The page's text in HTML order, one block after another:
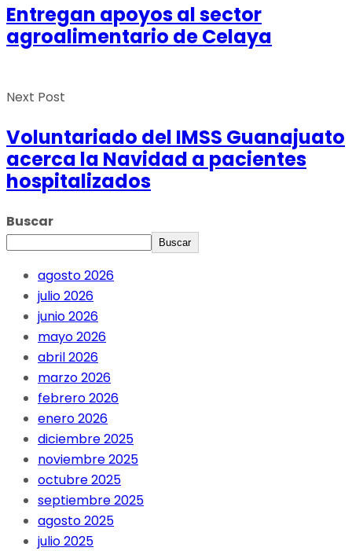
Entregan apoyos al sector
agroalimentario de Celaya
Next Post
Voluntariado del IMSS Guanajuato
acerca la Navidad a pacientes
hospitalizados
Buscar
Buscar
agosto 2026
julio 2026
junio 2026
mayo 2026
abril 2026
marzo 2026
febrero 2026
enero 2026
diciembre 2025
noviembre 2025
octubre 2025
septiembre 2025
agosto 2025
julio 2025